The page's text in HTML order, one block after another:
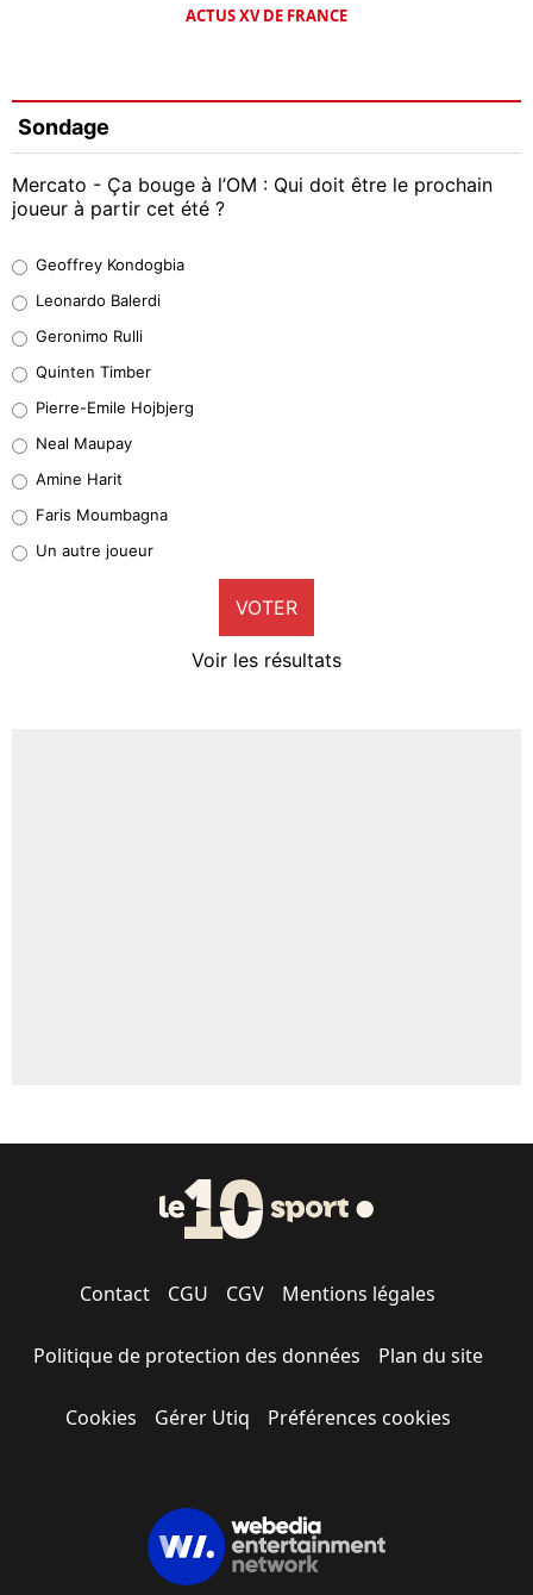
ACTUS XV DE FRANCE
Sondage
Mercato - Ça bouge à l’OM : Qui doit être le prochain
joueur à partir cet été ?
38%
32%
5%
1%
9%
Geoffrey Kondogbia
Leonardo Balerdi
Geronimo Rulli
Quinten Timber
Pierre-Emile Hojbjerg
Neal Maupay
Amine Harit
Faris Moumbagna
Un autre joueur
VOTER
Voir les résultats
Contact CGU CGV Mentions légales
Politique de protection des données Plan du site
Cookies Gérer Utiq Préférences cookies